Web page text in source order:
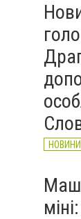
НОВИНИ